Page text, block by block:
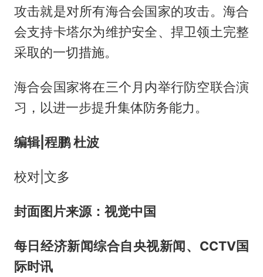
攻击就是对所有海合会国家的攻击。海合
会支持卡塔尔为维护安全、捍卫领土完整
采取的一切措施。
海合会国家将在三个月内举行防空联合演
习，以进一步提升集体防务能力。
编辑| 程鹏 杜波
校对|文多
封面图片来源：视觉中国
每日经济新闻综合自央视新闻、CCTV国
际时讯